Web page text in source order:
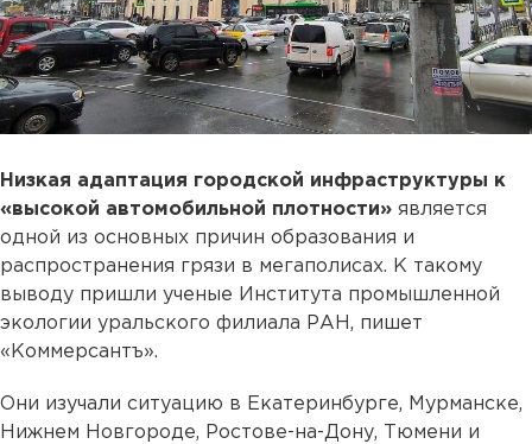
Низкая адаптация городской инфраструктуры к
«высокой автомобильной плотности» является
одной из основных причин образования и
распространения грязи в мегаполисах. К такому
выводу пришли ученые Института промышленной
экологии уральского филиала РАН, пишет
«Коммерсантъ».
Они изучали ситуацию в Екатеринбурге, Мурманске,
Нижнем Новгороде, Ростове-на-Дону, Тюмени и